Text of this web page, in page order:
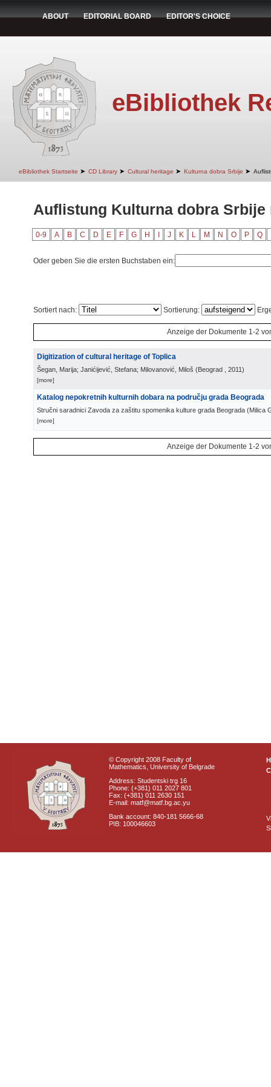
ABOUT EDITORIAL BOARD EDITOR'S CHOICE
eBibliothek
eBibliothek Startseite ➤ CD Library ➤ Cultural heritage ➤ Kulturna dobra Srbije ➤
Auflistung Kulturna dobra Srbije
0-9 A B C D E F G H J K L M N O P Q
Oder geben Sie die ersten Buchstaben ein:
Sortiert nach: Sortierung:
Anzeige der Dokumente 1-2
Digitization of cultural heritage of Toplica
Šegan, Marija; Janićijević, Stefana; Milovanović, Miloš (Beograd , 2011)
[more]
Katalog nepokretnih kulturnih dobara na području grada Beograda
Stručni saradnici Zavoda za zaštitu spomenika kulture grada Beograda (Milica
[more]
Anzeige der Dokumente 1-2
© Copyright 2008 Faculty of
Mathematics, University of Belgrade
Address: Studentski trg 16
Phone: (+381) 011 2027 801
Fax: (+381) 011 2630 151
E-mail: matf@matf.bg.ac.yu
Bank account: 840-181 5666-68
PIB: 100046603